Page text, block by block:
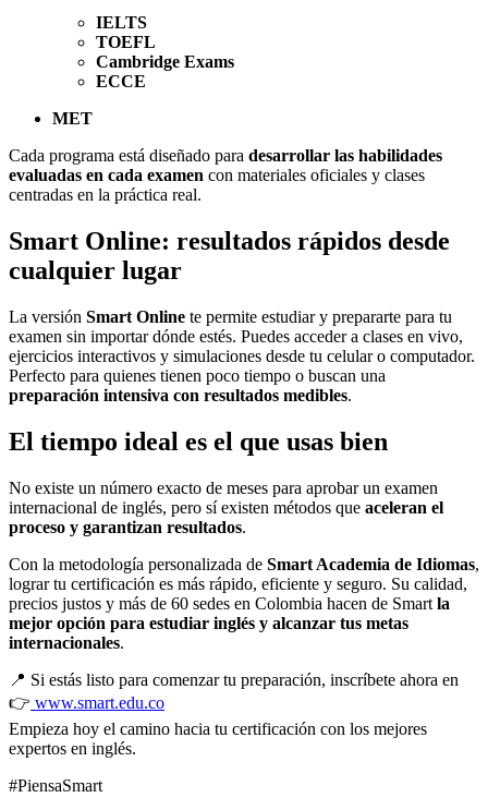
IELTS
TOEFL
Cambridge Exams
ECCE
MET
Cada programa está diseñado para desarrollar las habilidades
evaluadas en cada examen con materiales oficiales y clases
centradas en la práctica real.
Smart Online: resultados rápidos desde
cualquier lugar
La versión Smart Online te permite estudiar y prepararte para tu
examen sin importar dónde estés. Puedes acceder a clases en vivo,
ejercicios interactivos y simulaciones desde tu celular o computador.
Perfecto para quienes tienen poco tiempo o buscan una
preparación intensiva con resultados medibles.
El tiempo ideal es el que usas bien
No existe un número exacto de meses para aprobar un examen
internacional de inglés, pero sí existen métodos que aceleran el
proceso y garantizan resultados.
Con la metodología personalizada de Smart Academia de Idiomas,
lograr tu certificación es más rápido, eficiente y seguro. Su calidad,
precios justos y más de 60 sedes en Colombia hacen de Smart la
mejor opción para estudiar inglés y alcanzar tus metas
internacionales.
📍 Si estás listo para comenzar tu preparación, inscríbete ahora en
👉 www.smart.edu.co
Empieza hoy el camino hacia tu certificación con los mejores
expertos en inglés.
#PiensaSmart